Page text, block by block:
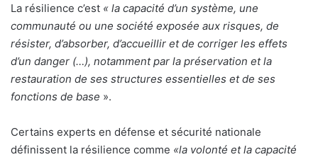
La résilience c’est « la capacité d’un système, une
communauté ou une société exposée aux risques, de
résister, d’absorber, d’accueillir et de corriger les effets
d’un danger (…), notamment par la préservation et la
restauration de ses structures essentielles et de ses
fonctions de base ».
Certains experts en défense et sécurité nationale
définissent la résilience comme «la volonté et la capacité